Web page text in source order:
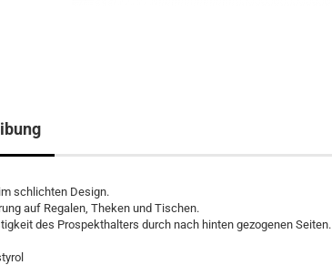
schlichten Design.
auf Regalen, Theken und Tischen.
des Prospekthalters durch nach hinten gezogenen Seiten.